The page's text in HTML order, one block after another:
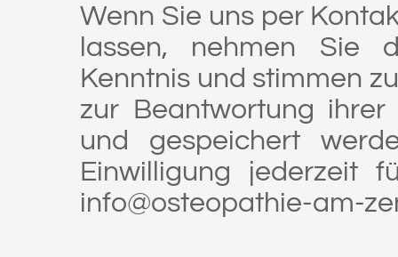
Wenn Sie uns per
lassen, nehmen Sie
Kenntnis und stimmen
zur Beantwortung
und gespeichert
Einwilligung jederzeit
info@osteopathie-am-